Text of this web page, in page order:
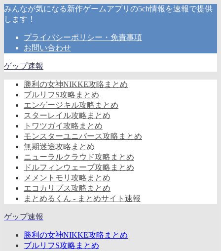
みんなが気になる新作ゲームアプリの5ch情報を速報で提供
します！
プライバシーポリシー・免責事項
お問い合わせ
ゲップ速報
勝利の女神NIKKE攻略まとめ
ブルリフS攻略まとめ
エンゲージキル攻略まとめ
スターレイル攻略まとめ
トワツガイ攻略まとめ
モンスターユニバース攻略まとめ
無期迷途攻略まとめ
ニューラルクラウド攻略まとめ
ドルフィンウェーブ攻略まとめ
メメントモリ攻略まとめ
エコカリプス攻略まとめ
まとめるくん - まとめサイト速報
ゲップ速報
勝利の女神NIKKE攻略まとめ
ブルリフS攻略まとめ